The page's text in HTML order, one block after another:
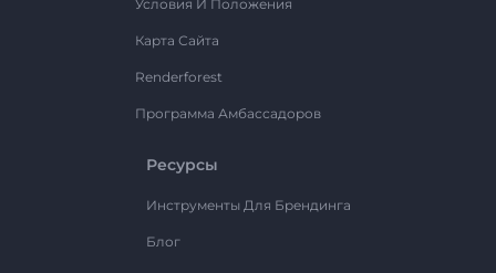
Условия И Положения
Карта Сайта
Renderforest
Программа Амбассадоров
Ресурсы
Инструменты Для Брендинга
Блог